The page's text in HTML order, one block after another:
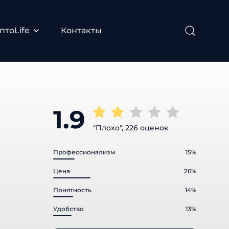
Контакты
1.9 "Плохо", 226 оценок
Профессионализм 15%
Цена 26%
Понятность 14%
Удобство 13%